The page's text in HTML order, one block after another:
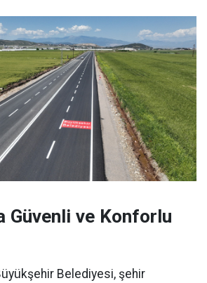
Güvenli ve Konforlu
Belediyesi, şehir